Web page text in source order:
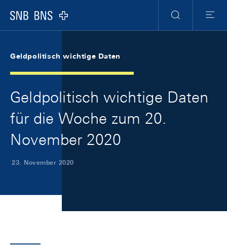
Logo
Suche
Menu
Geldpolitisch wichtige Daten
Geldpolitisch wichtige Daten
für die Woche zum 20.
November 2020
23. November 2020